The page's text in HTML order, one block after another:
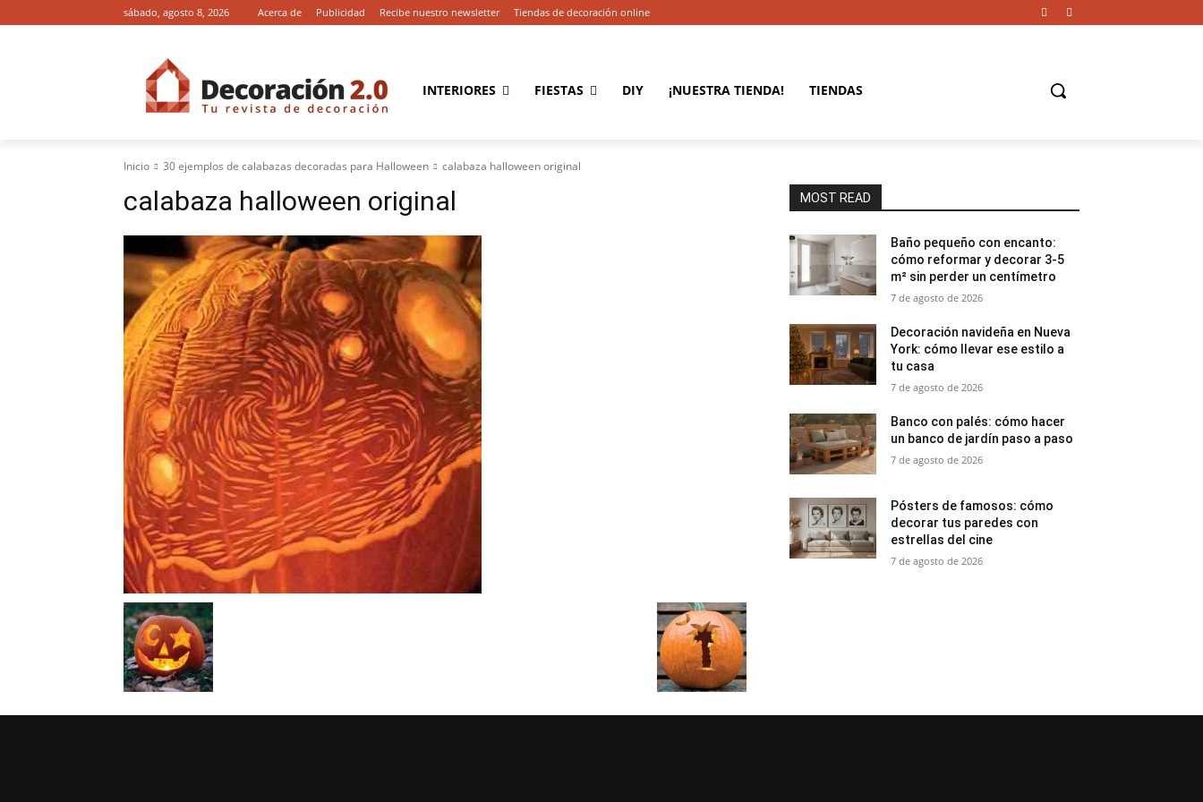
sábado, agosto 8, 2026 Acerca de Publicidad Recibe nuestro newsletter Tiendas de decoración online
INTERIORES FIESTAS DIY ¡NUESTRA TIENDA! TIENDAS
Inicio 30 ejemplos de calabazas decoradas para Halloween calabaza halloween original
calabaza halloween original MOST READ
Baño pequeño con encanto:
cómo reformar y decorar 3-5
m² sin perder un centímetro
7 de agosto de 2026
Decoración navideña en Nueva
York: cómo llevar ese estilo a
tu casa
7 de agosto de 2026
Banco con palés: cómo hacer
un banco de jardín paso a paso
7 de agosto de 2026
Pósters de famosos: cómo
decorar tus paredes con
estrellas del cine
7 de agosto de 2026